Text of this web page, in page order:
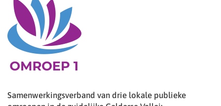
Samenwerkingsverband van drie lokale publieke